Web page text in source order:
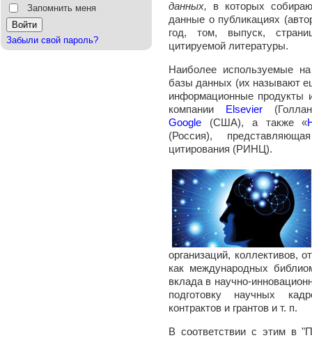
Запомнить меня
Забыли свой пароль?
данных, в которых
данные о публикациях
год, том, выпуск,
цитируемой литературы.
Наиболее используемые
базы данных (их называют
информационные продукты
компании
Elsevier
Google (США), а также «
(Россия),
цитирования (РИНЦ).
организаций, коллективов,
как международных
вклада в научно-
подготовку научных
контрактов и грантов и т.
В соответствии с этим в